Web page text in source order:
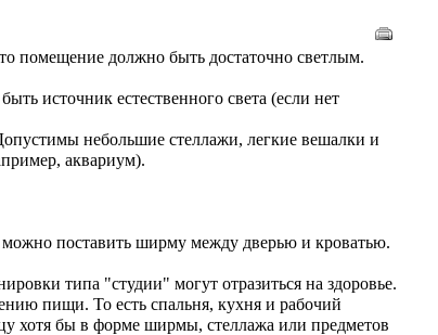
помещение должно быть достаточно светлым.
источник естественного света (если нет
небольшие стеллажи, легкие вешалки и
аквариум).
можно поставить ширму между дверью и кроватью.
типа "студии" могут отразиться на здоровье.
пищи. То есть спальня, кухня и рабочий
хотя бы в форме ширмы, стеллажа или предметов